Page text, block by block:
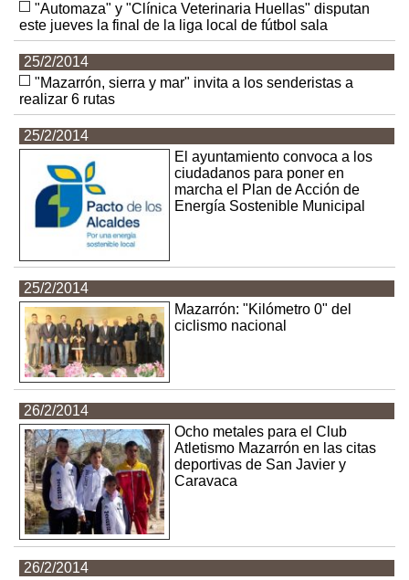
"Automaza" y "Clínica Veterinaria Huellas" disputan
este jueves la final de la liga local de fútbol sala
25/2/2014
"Mazarrón, sierra y mar" invita a los senderistas a
realizar 6 rutas
25/2/2014
El ayuntamiento convoca a los
ciudadanos para poner en
marcha el Plan de Acción de
Energía Sostenible Municipal
25/2/2014
Mazarrón: "Kilómetro 0" del
ciclismo nacional
26/2/2014
Ocho metales para el Club
Atletismo Mazarrón en las citas
deportivas de San Javier y
Caravaca
26/2/2014